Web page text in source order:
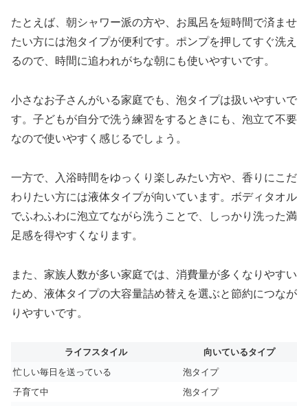
たとえば、朝シャワー派の方や、お風呂を短時間で済ませ
たい方には泡タイプが便利です。ポンプを押してすぐ洗え
るので、時間に追われがちな朝にも使いやすいです。
小さなお子さんがいる家庭でも、泡タイプは扱いやすいで
す。子どもが自分で洗う練習をするときにも、泡立て不要
なので使いやすく感じるでしょう。
一方で、入浴時間をゆっくり楽しみたい方や、香りにこだ
わりたい方には液体タイプが向いています。ボディタオル
でふわふわに泡立てながら洗うことで、しっかり洗った満
足感を得やすくなります。
また、家族人数が多い家庭では、消費量が多くなりやすい
ため、液体タイプの大容量詰め替えを選ぶと節約につなが
りやすいです。
ライフスタイル
向いているタイプ
忙しい毎日を送っている
泡タイプ
子育て中
泡タイプ